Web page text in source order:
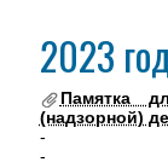
2023
Памятка
(надзорной)
-
-